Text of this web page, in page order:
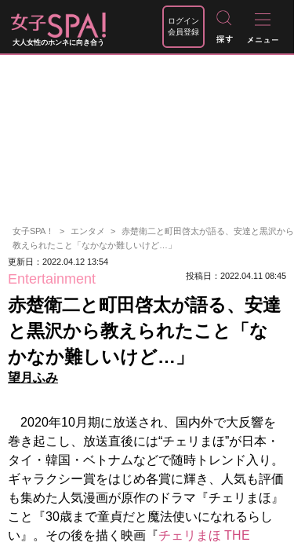
大人女性のホンネに向き合う
ログイン
会員登録
女子SPA！ エンタメ
赤楚衛二と町田啓太が語る、安達と黒沢から
教えられたこと「なかなか難しいけど…」
更新日：2022.04.12 13:54
Entertainment 投稿日：2022.04.11 08:45
赤楚衛二と町田啓太が語る、安達
と黒沢から教えられたこと「な
かなか難しいけど…」
望月ふみ
2020年10月期に放送され、国内外で大反響を
巻き起こし、放送直後には“チェリまほ”が日本・
タイ・韓国・ベトナムなどで随時トレンド入り。
ギャラクシー賞をはじめ各賞に輝き、人気も評価
も集めた人気漫画が原作のドラマ『チェリまほ』
こと『30歳まで童貞だと魔法使いになれるらし
い』。その後を描く映画『チェリまほ THE